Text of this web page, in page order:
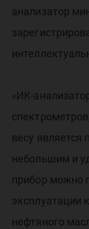
анализатор
«ИК-
весу является
небольшим и
прибор можно
эксплуатации
нефтяного